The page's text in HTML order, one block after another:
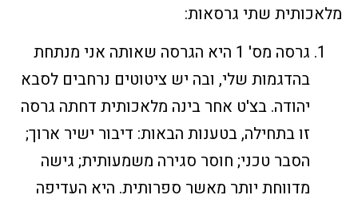
מלאכותית שתי גרסאות:
גרסה מס' 1 היא הגרסה שאותה אני מנתחת
בהדגמות שלי, ובה יש ציטוטים נרחבים לסבא
יהודה. בצ'ט אחר בינה מלאכותית דחתה גרסה
זו בתחילה, בטענות הבאות: דיבור ישיר ארוך;
הסבר טכני; חוסר סגירה משמעותית; גישה
מדווחת יותר מאשר ספרותית. היא העדיפה